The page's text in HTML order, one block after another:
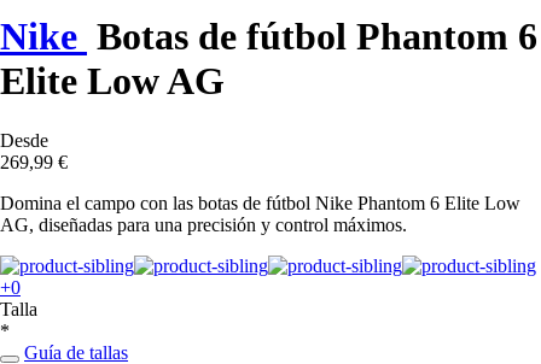
Nike Botas de fútbol Phantom 6
Elite Low AG
Desde
269,99 €
Domina el campo con las botas de fútbol Nike Phantom 6 Elite Low
AG, diseñadas para una precisión y control máximos.
+0
Talla
*
Guía de tallas